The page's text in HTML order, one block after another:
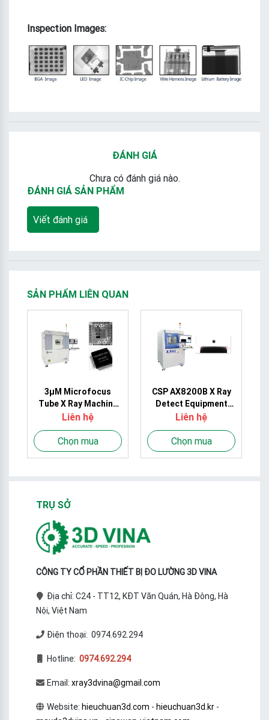
Inspection Images:
ĐÁNH GIÁ
Chưa có đánh giá nào.
ĐÁNH GIÁ SẢN PHẨM
Viết đánh giá
SẢN PHẨM LIÊN QUAN
3µM Microfocus
Tube X Ray Machine
AX9100 for CSP EMS
BGA
Liên hệ
Chọn mua
CSP AX8200B X Ray
Detect Equipment
0.8KW For Diamond
Core Drill Bit
Liên hệ
Chọn mua
TRỤ SỞ
CÔNG TY CỔ PHẦN THIẾT BỊ ĐO LƯỜNG 3D VINA
Địa chỉ: C24 - TT12, KĐT Văn Quán, Hà Đông, Hà
Nội, Việt Nam
Điện thoại: 0974.692.294
Hotline: 0974.692.294
Email: xray3dvina@gmail.com
Website: hieuchuan3d.com - hieuchuan3d.kr-